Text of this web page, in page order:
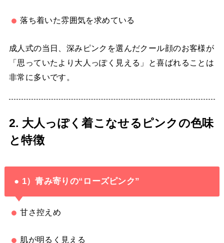
落ち着いた雰囲気を求めている
成人式の当日、深みピンクを選んだクール顔のお客様が
「思っていたより大人っぽく見える」と喜ばれることは
非常に多いです。
2. 大人っぽく着こなせるピンクの色味
と特徴
● 1）青み寄りの“ローズピンク”
甘さ控えめ
肌が明るく見える